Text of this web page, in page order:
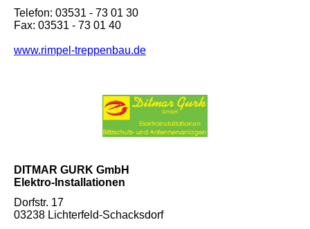
Telefon: 03531 - 73 01 30
Fax: 03531 - 73 01 40
www.rimpel-treppenbau.de
DITMAR GURK GmbH
Elektro-Installationen
Dorfstr. 17
03238 Lichterfeld-Schacksdorf